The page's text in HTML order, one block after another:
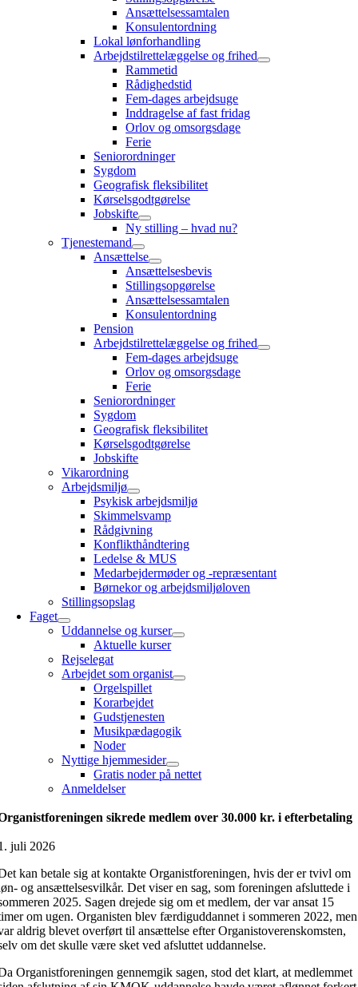
Ansættelsessamtalen
Konsulentordning
Lokal lønforhandling
Arbejdstilrettelæggelse og frihed
Rammetid
Rådighedstid
Fem-dages arbejdsuge
Inddragelse af fast fridag
Orlov og omsorgsdage
Ferie
Seniorordninger
Sygdom
Geografisk fleksibilitet
Kørselsgodtgørelse
Jobskifte
Ny stilling – hvad nu?
Tjenestemand
Ansættelse
Ansættelsesbevis
Stillingsopgørelse
Ansættelsessamtalen
Konsulentordning
Pension
Arbejdstilrettelæggelse og frihed
Fem-dages arbejdsuge
Orlov og omsorgsdage
Ferie
Seniorordninger
Sygdom
Geografisk fleksibilitet
Kørselsgodtgørelse
Jobskifte
Vikarordning
Arbejdsmiljø
Psykisk arbejdsmiljø
Skimmelsvamp
Rådgivning
Konflikthåndtering
Ledelse & MUS
Medarbejdermøder og -repræsentant
Børnekor og arbejdsmiljøloven
Stillingsopslag
Faget
Uddannelse og kurser
Aktuelle kurser
Rejselegat
Arbejdet som organist
Orgelspillet
Korarbejdet
Gudstjenesten
Musikpædagogik
Noder
Nyttige hjemmesider
Gratis noder på nettet
Anmeldelser
sikrede medlem over 30.000 kr. i efterbetaling
juli 2026
kan betale sig at kontakte Organistforeningen, hvis der er tvivl om
og ansættelsesvilkår. Det viser en sag, som foreningen afsluttede i
2025. Sagen drejede sig om et medlem, der var ansat 15
om ugen. Organisten blev færdiguddannet i sommeren 2022, men
aldrig blevet overført til ansættelse efter Organistoverenskomsten,
om det skulle være sket ved afsluttet uddannelse.
Organistforeningen gennemgik sagen, stod det klart, at medlemmet